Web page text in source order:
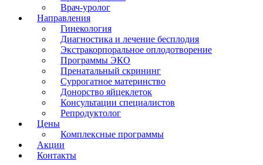
Врач-уролог
Направления
Гинекология
Диагностика и лечение бесплодия
Экстракорпоральное оплодотворение
Программы ЭКО
Пренатальный скрининг
Суррогатное материнство
Донорство яйцеклеток
Консультации специалистов
Репродуктолог
Цены
Комплексные программы
Акции
Контакты